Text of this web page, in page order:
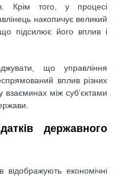
Крім того, у процесі
накопичує великий
що підсилює його вплив і
що управління
вплив різних
взаєминах між суб’єктами
державного
відображують економічні